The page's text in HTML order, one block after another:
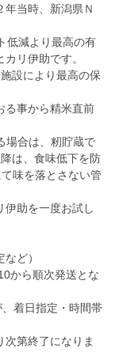
当時、新潟県Ｎ
低減より最高の有
リ伊助です。
設により最高の保
る事から精米直前
場合は、籾貯蔵で
は、食味低下を防
味を落とさない管
伊助を一度お試し
ど）
から順次発送とな
着日指定・時間帯
第終了になりま